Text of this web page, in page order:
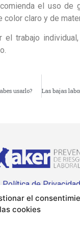
el
cookies
el uso de
color claro y de
individual,
usarlo?
Política de Privacidad
Política de Cookies